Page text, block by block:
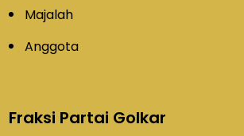
Majalah
Anggota
Fraksi Partai Golkar